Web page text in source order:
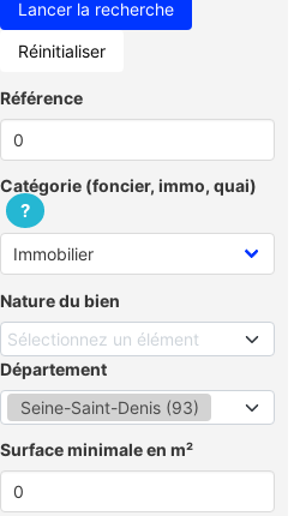
Réinitialiser
Référence
Catégorie (foncier, immo, quai)
?
Nature du bien
Sélectionnez un élément
Département
Seine-Saint-Denis (93)
Surface minimale en m²